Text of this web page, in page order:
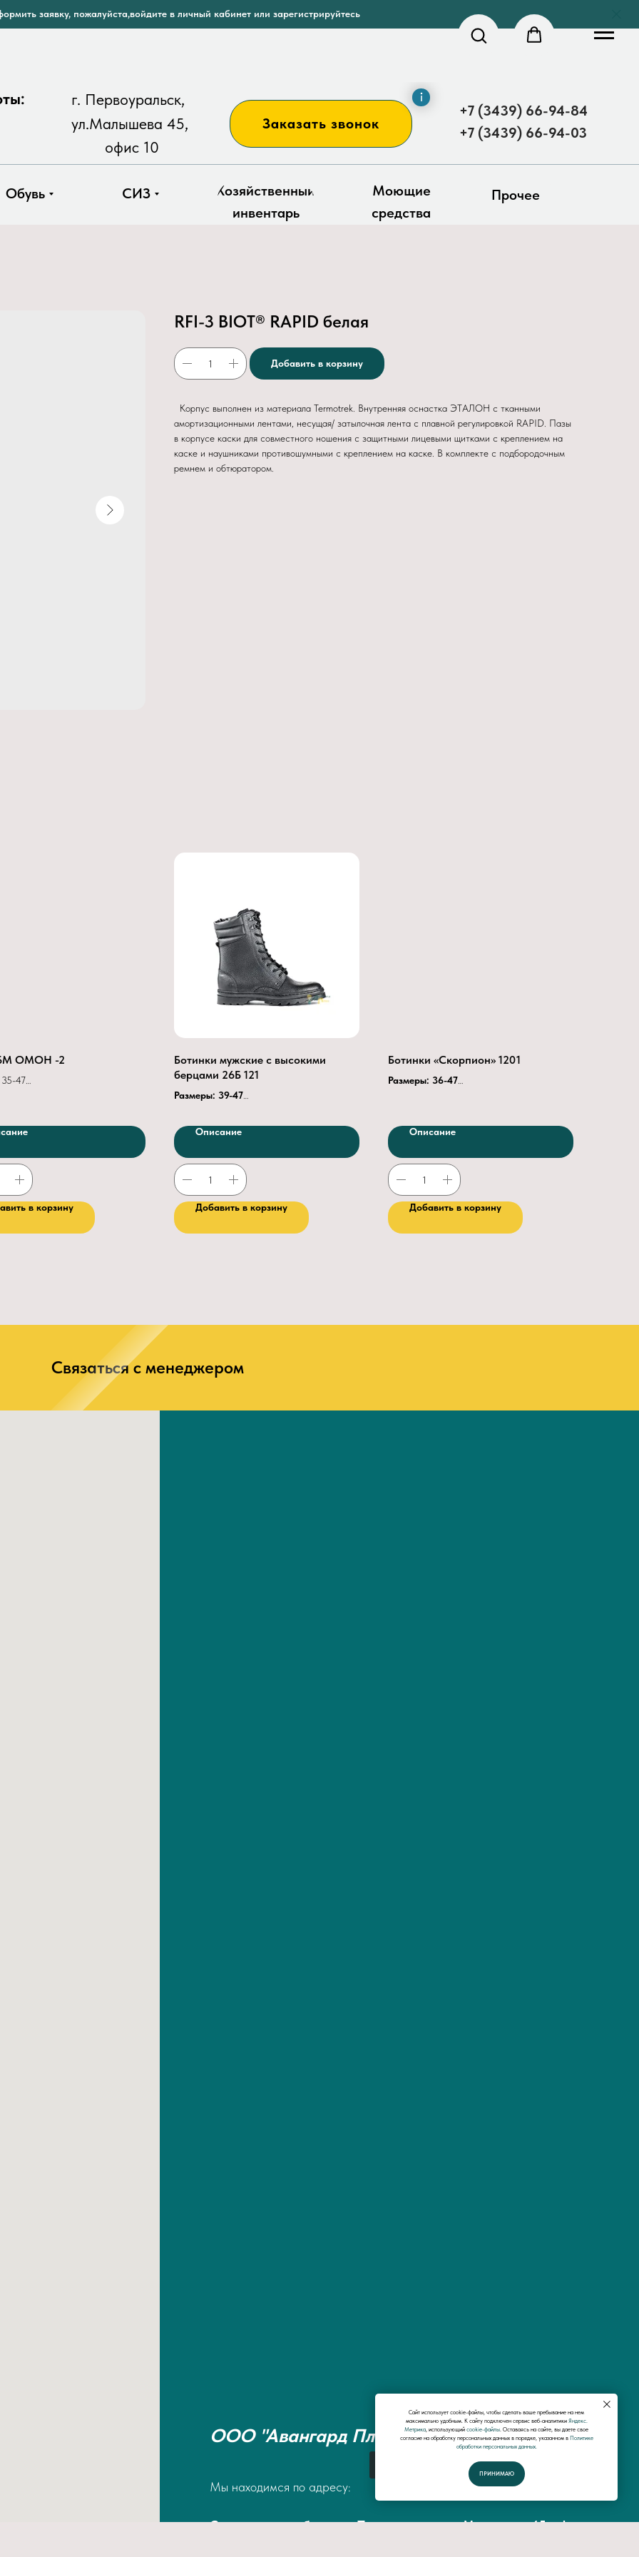
Спросить у специалистов
заявку, пожалуйста,войдите в личный кабинет или зарегистрируйтесь
Заказать звонок
+7 (3439) 66-94-84
+7 (3439) 66-94-03
г. Первоуральск,
ул.Малышева 45,
офис 10
Обувь СИЗ
Хозяйственный
инвентарь
Моющие
средства
Прочее
Сайт использует cookie-файлы, чтобы сделать ваше пребывание на нем
максимально удобным. К cайту подключен сервис веб-аналитики Яндекс.
Метрика, использующий cookie-файлы. Оставаясь на сайте, вы даете свое
согласие на обработку персональных данных в порядке, указанном в Политике
обработки персональных данных.
ПРИНИМАЮ
RFI-3 BIOT® RAPID белая
Добавить в корзину
Корпус выполнен из материала Termotrek. Внутренняя оснастка ЭТАЛОН с тканными
амортизационными лентами, несущая/ затылочная лента с плавной регулировкой RAPID. Пазы
в корпусе каски для совместного ношения с защитными лицевыми щитками с креплением на
каске и наушниками противошумными с креплением на каске. В комплекте с подбородочным
ремнем и обтюратором.
ОМОН -2
35-47
подкладки
поролон, искусственная кожа
Полуглухой
24 см
шнуровка (блочки)
обуви термопласт
в корзину
Ботинки мужские с высокими
берцами 26Б 121
Размеры: 39-47
Мягкий кант и клапан:
винилуретанискожа или хромовый спилок.
Подкладка:
Подносок:
термопластичный
Метод крепления —
Подошва:формованная из непористой
резины или ТЭП.
Описание
Добавить в корзину
Ботинки «Скорпион» 1201
Размеры: 36-47
Подносок:термопласт
Кожа:
Толщина кожи (мм)
Крепление подошвы
Глубина протектора
Описание
Добавить в корзину
Связаться с менеджером
ООО "Авангард Плюс"
Мы находимся по адресу:
Свердловская область, г.Первоуральск, ул.Малышева 45, офис